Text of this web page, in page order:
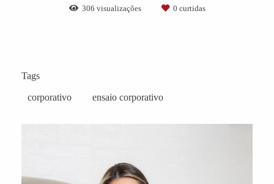
306 visualizações 0 curtidas
Tags
corporativo ensaio corporativo